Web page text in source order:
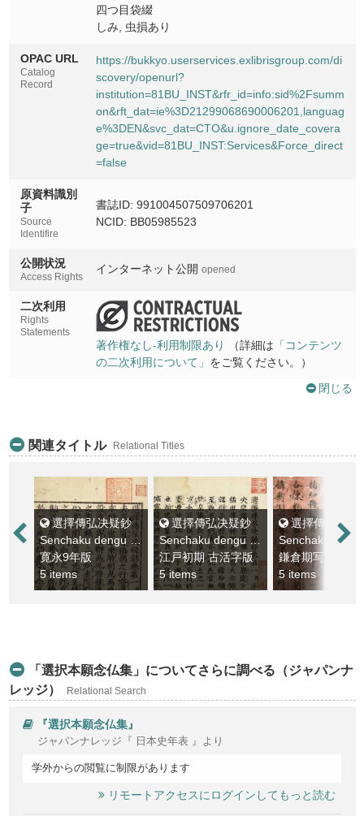
四つ目袋綴
しみ, 虫損あり
OPAC URL
Catalog
Record
https://bukkyo.userservices.exlibrisgroup.com/di
scovery/openurl?
institution=81BU_INST&rfr_id=info:sid%2Fsumm
on&rft_dat=ie%3D21299068690006201,languag
e%3DEN&svc_dat=CTO&u.ignore_date_covera
ge=true&vid=81BU_INST:Services&Force_direct
=false
原資料識別
子
Source
Identifire
書誌ID: 991004507509706201
NCID: BB05985523
公開状況
Access Rights
インターネット公開 opened
二次利用
Rights
Statements
著作権なし-利用制限あり （詳細は 「コンテンツ
の二次利用について」 をご覧ください。）
閉じる
関連タイトル Relational Titles
選擇傳弘决疑鈔
Senchaku dengu ketsugisho
寛永9年版
5 items
選擇傳弘决疑鈔
Senchaku dengu ketsugisho
江戸初期 古活字版
5 items
選擇傳弘决疑
鎌倉期写本
5 items
「選択本願念仏集」についてさらに調べる（ジャパンナ
レッジ）
Relational Search
『選択本願念仏集』
ジャパンナレッジ『 日本史年表 』より
学外からの閲覧に制限があります
リモートアクセスにログインしてもっと読む